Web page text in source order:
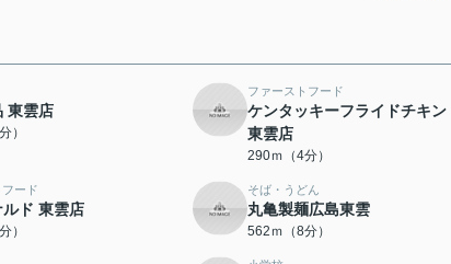
東雲店
）
ファーストフード
ケンタッキーフライドチキン
東雲店
290ｍ（4分）
ード
ルド 東雲店
）
そば・うどん
丸亀製麺広島東雲
562ｍ（8分）